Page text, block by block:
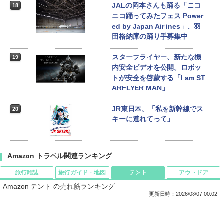
18
JALの岡本さんも踊る「ニコ
ニコ踊ってみたフェス Power
ed by Japan Airlines」、羽
田格納庫の踊り手募集中
19
スターフライヤー、新たな機
内安全ビデオを公開。ロボッ
トが安全を啓蒙する「I am ST
ARFLYER MAN」
20
JR東日本、「私を新幹線でス
キーに連れてって」
Amazon トラベル関連ランキング
旅行雑誌 旅行ガイド・地図 テント
Amazon テント の売れ筋ランキング
更新日時：2026/08/07 00:02
アウトドア